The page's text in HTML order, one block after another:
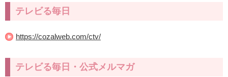
テレビる毎日
https://cozalweb.com/ctv/
テレビる毎日・公式メルマガ